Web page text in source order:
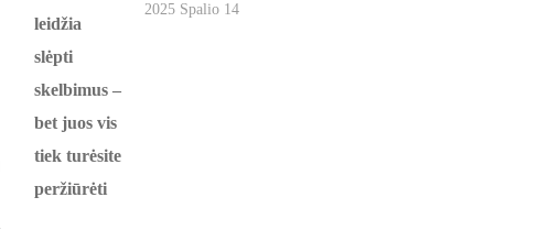
2025 Spalio 14